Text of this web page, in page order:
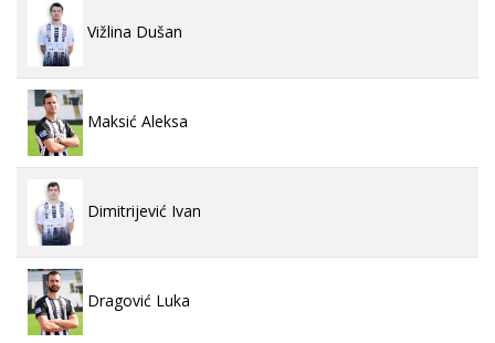
Vižlina Dušan
Maksić Aleksa
Dimitrijević Ivan
Dragović Luka